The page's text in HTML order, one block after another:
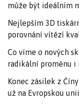
může být ideálním
Nejlepším 3D
porovnání vítězí
Co víme o nových
radikální proměnu i
Konec zásilek z
už na Evropskou